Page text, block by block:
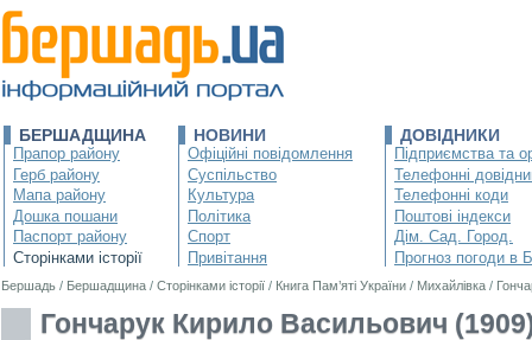
БЕРШАДЩИНА
Прапор району
Герб району
Мапа району
Дошка пошани
Паспорт району
Сторінками історії
НОВИНИ
Офіційні повідомлення
Суспільство
Культура
Політика
Спорт
Привітання
ДОВІДНИКИ
Підприємства та
Телефонні
Телефонні коди
Поштові індекси
Дім. Сад. Город.
Прогноз погоди в
Бершадь / Бершадщина / Сторінками історії / Книга Пам’яті України / Михайлівка /
Гончарук Кирило Васильович